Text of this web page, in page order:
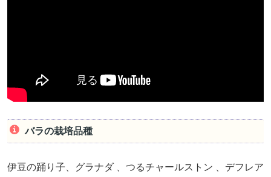
バラの栽培品種
伊豆の踊り子、グラナダ 、つるチャールストン 、デフレア